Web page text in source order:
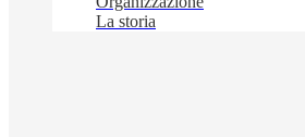
La storia